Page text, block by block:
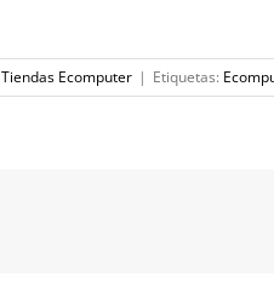
Tiendas Ecomputer | Etiquetas: